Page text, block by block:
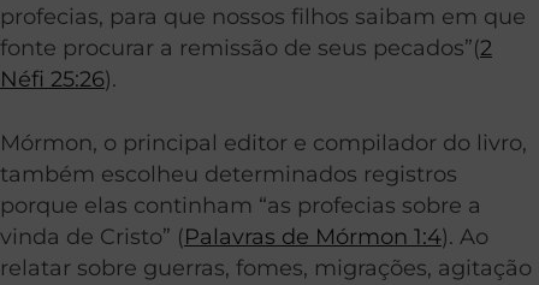
profecias, para que nossos filhos saibam em que
fonte procurar a remissão de seus pecados”(2
Néfi 25:26).
Mórmon, o principal editor e compilador do livro,
também escolheu determinados registros
porque elas continham “as profecias sobre a
vinda de Cristo” (Palavras de Mórmon 1:4). Ao
relatar sobre guerras, fomes, migrações, agitação